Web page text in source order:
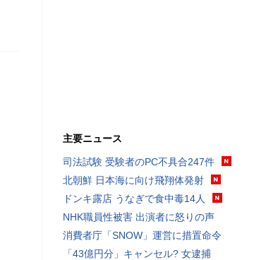
主要ニュース
司法試験 受験者のPC不具合247件
北朝鮮 日本海に向け飛翔体発射
ドンキ露店 うなぎで食中毒14人
NHK職員性被害 出演者に怒りの声
消費者庁「SNOW」運営に措置命令
「43億円分」キャンセル? 女逮捕